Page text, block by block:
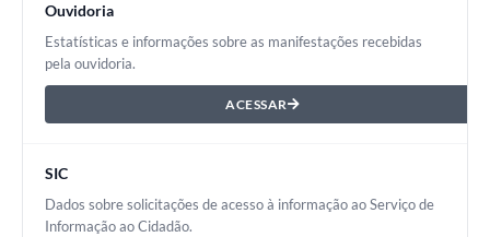
Ouvidoria
Estatísticas e informações sobre as manifestações recebidas
pela ouvidoria.
ACESSAR
SIC
Dados sobre solicitações de acesso à informação ao Serviço de
Informação ao Cidadão.